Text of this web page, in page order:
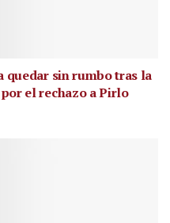
quedar sin rumbo tras la
el rechazo a Pirlo